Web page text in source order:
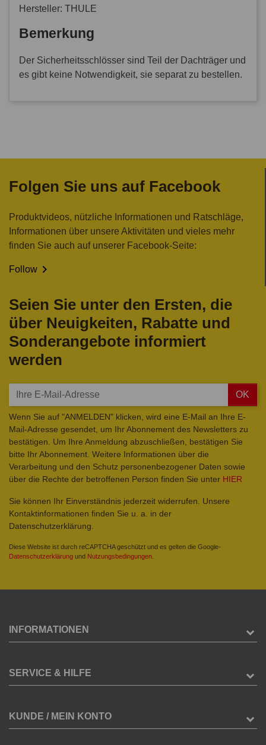
Hersteller: THULE
Bemerkung
Der Sicherheitsschlösser sind Teil der Dachträger und
es gibt keine Notwendigkeit, sie separat zu bestellen.
Folgen Sie uns auf Facebook
Produktvideos, nützliche Informationen und Ratschläge,
Informationen über unsere Aktivitäten und vieles mehr
finden Sie auch auf unserer Facebook-Seite:
Follow 
Seien Sie unter den Ersten, die
über Neuigkeiten, Rabatte und
Sonderangebote informiert
werden
OK
Wenn Sie auf "ANMELDEN" klicken, wird eine E-Mail an Ihre E-
Mail-Adresse gesendet, um Ihr Abonnement des Newsletters zu
bestätigen. Um Ihre Anmeldung abzuschließen, bestätigen Sie
bitte Ihr Abonnement. Weitere Informationen über die
Verarbeitung und den Schutz personenbezogener Daten sowie
über die Rechte der betroffenen Person finden Sie unter HIER
Sie können Ihr Einverständnis jederzeit widerrufen. Unsere
Kontaktinformationen finden Sie u. a. in der
Datenschutzerklärung.
Diese Website ist durch reCAPTCHA geschützt und es gelten die Google-
Datenschutzerklärung und Nutzungsbedingungen
INFORMATIONEN
SERVICE & HILFE
KUNDE / MEIN KONTO